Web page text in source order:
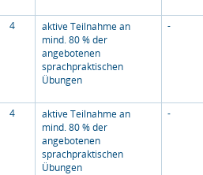
4
aktive Teilnahme an
mind. 80 % der
angebotenen
sprachpraktischen
Übungen
-
4
aktive Teilnahme an
mind. 80 % der
angebotenen
sprachpraktischen
Übungen
-